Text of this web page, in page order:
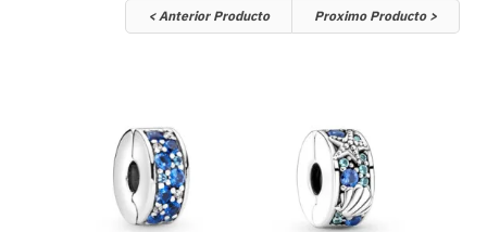
< Anterior Producto Proximo Producto >